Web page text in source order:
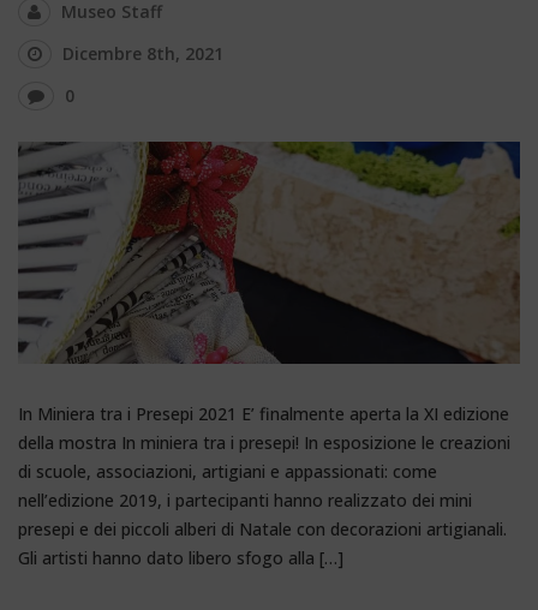
Museo Staff
Dicembre 8th, 2021
0
In Miniera tra i Presepi 2021 E’ finalmente aperta la XI edizione
della mostra In miniera tra i presepi! In esposizione le creazioni
di scuole, associazioni, artigiani e appassionati: come
nell’edizione 2019, i partecipanti hanno realizzato dei mini
presepi e dei piccoli alberi di Natale con decorazioni artigianali.
Gli artisti hanno dato libero sfogo alla […]